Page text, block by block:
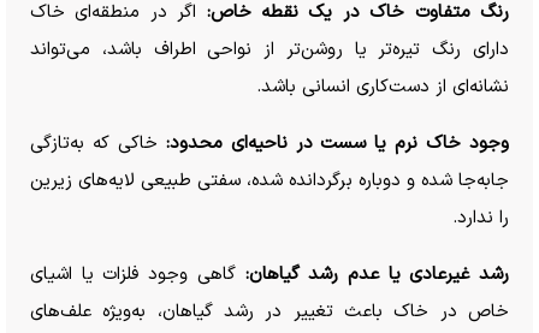
رنگ متفاوت خاک در یک نقطه خاص: اگر در منطقه‌ای خاک
دارای رنگ تیره‌تر یا روشن‌تر از نواحی اطراف باشد، می‌تواند
نشانه‌ای از دست‌کاری انسانی باشد.
وجود خاک نرم یا سست در ناحیه‌ای محدود: خاکی که به‌تازگی
جابه‌جا شده و دوباره برگردانده شده، سفتی طبیعی لایه‌های زیرین
را ندارد.
رشد غیرعادی یا عدم رشد گیاهان: گاهی وجود فلزات یا اشیای
خاص در خاک باعث تغییر در رشد گیاهان، به‌ویژه علف‌های